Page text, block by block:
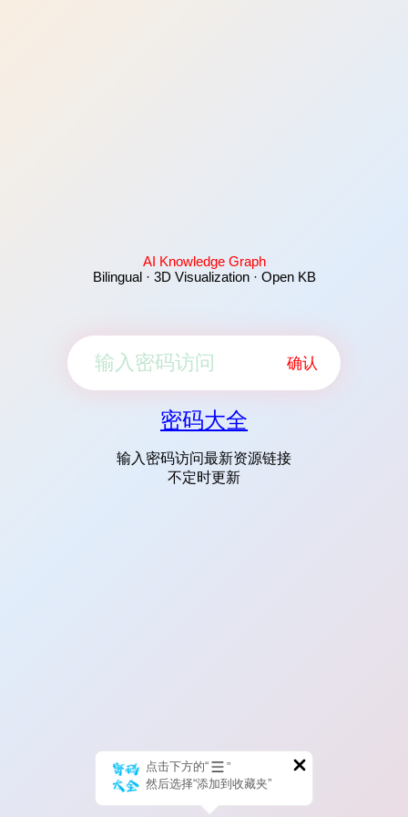
AI Knowledge Graph
Bilingual · 3D Visualization · Open KB
确认
密码大全
输入密码访问最新资源链接
不定时更新
点击下方的“
”
然后选择“添加到收藏夹”